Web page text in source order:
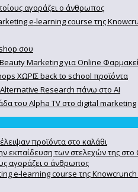
αγοράζει ο άνθρωπος
e-learning course της
σου
Marketing για Online
ΧΩΡΙΣ back to school προϊόντα
Research πάνω στο ΑΙ
του Alpha TV στο digital marketing
προϊόντα στο καλάθι
εκπαίδευση των στελεχών της
αγοράζει ο άνθρωπος
e-learning course της Knowcrunch